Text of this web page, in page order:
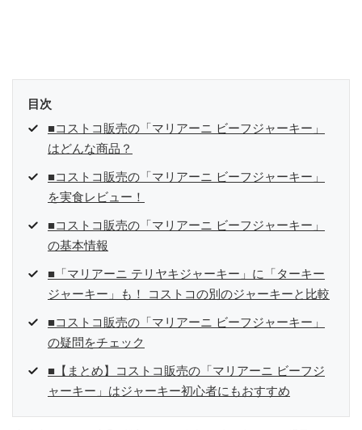
目次
■コストコ販売の「マリアーニ ビーフジャーキー」
はどんな商品？
■コストコ販売の「マリアーニ ビーフジャーキー」
を実食レビュー！
■コストコ販売の「マリアーニ ビーフジャーキー」
の基本情報
■「マリアーニ テリヤキジャーキー」に「ターキー
ジャーキー」も！ コストコの別のジャーキーと比較
■コストコ販売の「マリアーニ ビーフジャーキー」
の疑問をチェック
■【まとめ】コストコ販売の「マリアーニ ビーフジ
ャーキー」はジャーキー初心者にもおすすめ